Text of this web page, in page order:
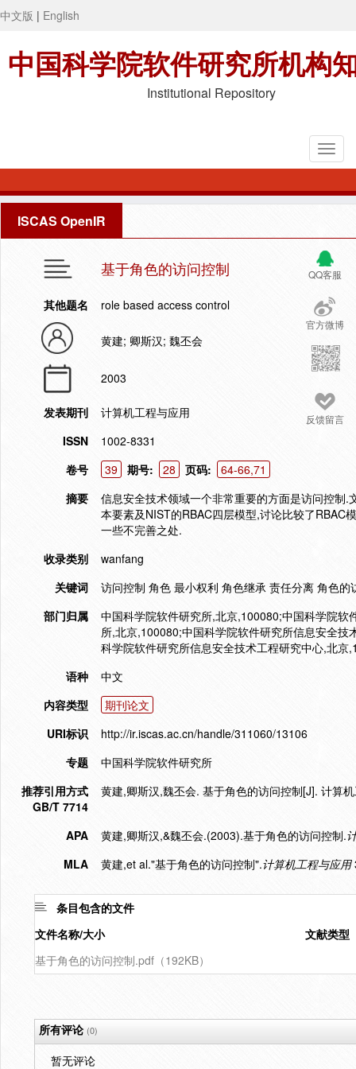
中文版 | English
中国科学院软件研究所机构
Institutional Repository
ISCAS OpenIR
QQ客服
官方微博
反馈留言
基于角色的访问控制
其他题名 role based access control
黄建; 卿斯汉; 魏丕会
2003
发表期刊
计算机工程与应用
ISSN
1002-8331
卷号
39 期号: 28 页码:
64-66,71
摘要
信息安全技术领域一个非常重要的方面是访问控制
本要素及NIST的RBAC四层模型,讨论比较了RBAC
一些不完善之处.
收录类别
wanfang
关键词
访问控制 角色 最小权利 角色继承 责任分离 角色
部门归属
中国科学院软件研究所,北京,100080;中国科学院
所,北京,100080;中国科学院软件研究所信息安全
科学院软件研究所信息安全技术工程研究中心,北京
语种
中文
内容类型
期刊论文
URI标识
http://ir.iscas.ac.cn/handle/311060/13106
专题
中国科学院软件研究所
推荐引用方式
GB/T 7714
黄建,卿斯汉,魏丕会. 基于角色的访问控制[J]. 计算
APA 黄建,卿斯汉,&魏丕会.(2003).基于角色的访问控制.
MLA
黄建,et al."基于角色的访问控制".计算机工程与应用
条目包含的文件
文件名称/大小
文献类型
基于角色的访问控制.pdf（192KB）
所有评论(0)
暂无评论